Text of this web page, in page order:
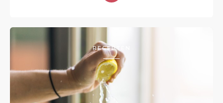
RECEPTEN